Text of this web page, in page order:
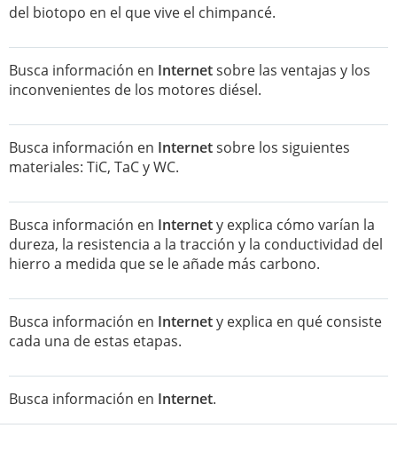
del biotopo en el que vive el chimpancé.
Busca información en Internetsobre las ventajas y los
inconvenientes de los motores diésel.
Busca información en Internetsobre los siguientes
materiales: TiC, TaC y WC.
Busca información en Internety explica cómo varían la
dureza, la resistencia a la tracción y la conductividad del
hierro a medida que se le añade más carbono.
Busca información en Internety explica en qué consiste
cada una de estas etapas.
Busca información en Internet.